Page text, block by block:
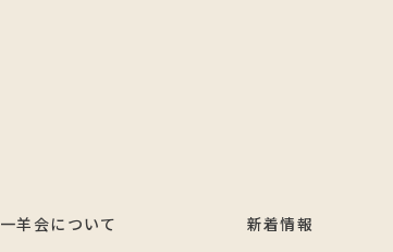
一羊会について 新着情報